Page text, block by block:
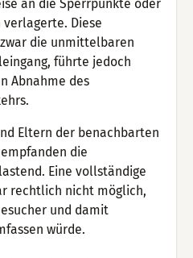
an die Sperrpunkte oder
verlagerte. Diese
die unmittelbaren
führte jedoch
Abnahme des
Eltern der benachbarten
die
Eine vollständige
rechtlich nicht möglich,
und damit
würde.